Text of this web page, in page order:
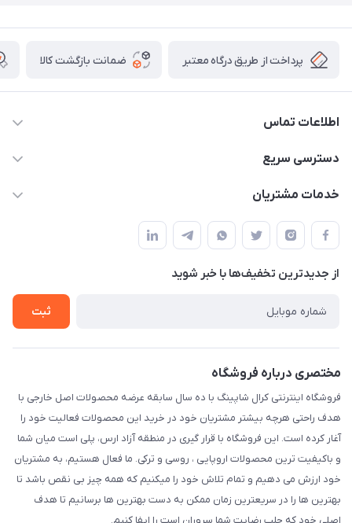
پرداخت از طریق درگاه معتبر ضمانت بازگشت کالا
اطلاعات تماس
09141934659
تجاری بین المللی داریوش ، طبقه همکف ، فروشگاه کرال شاپینگ
دسترسی سریع
حساب کاربری
لیست محصولات
درباره ما
خدمات مشتریان
پیگیری سفارش
شیوه های پرداخت
رویه مرجوع کالا
شرایط و قوانین
از جدید‌ترین تخفیف‌ها با‌ خبر شوید
ثبت
مختصری درباره فروشگاه
فروشگاه اینترنتی کرال شاپینگ با ده سال سابقه عرضه محصولات اصل خارجی با
هدف راحتی هرچه بیشتر مشتریان خود در خرید این محصولات فعالیت خود را
آغار کرده است. این فروشگاه با قرار گیری در منطقه آزاد ارس، پلی است میان شما
و باکیفیت ترین محصولات اروپایی ، روسی و ترکی. ما فعال هستیم، به مشتریان
خود ارزش می دهیم و تمام تلاش خود را میکنیم که همه چیز بی نقص باشد تا
بهترین ها را در سریعترین زمان ممکن به دست بهترین ها برسانیم تا هدف
اصلی خود که جلب رضایت شما سروران است را ایفا کنیم.